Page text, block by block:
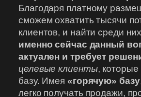
Благодаря платному
сможем охватить тысячи
клиентов, и найти среди
именно сейчас данный
актуален и требует
целевые клиенты,
базу. Имея «горячую» базу
легко получать продажи,